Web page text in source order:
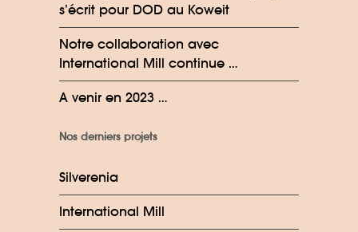
s’écrit pour DOD au Koweit
Notre collaboration avec
International Mill continue …
A venir en 2023 …
Nos derniers projets
Silverenia
International Mill